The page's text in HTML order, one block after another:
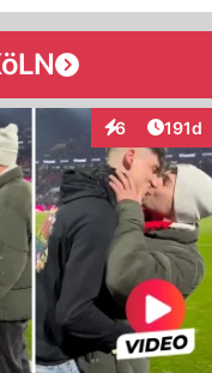
6
Interaktionen
191d